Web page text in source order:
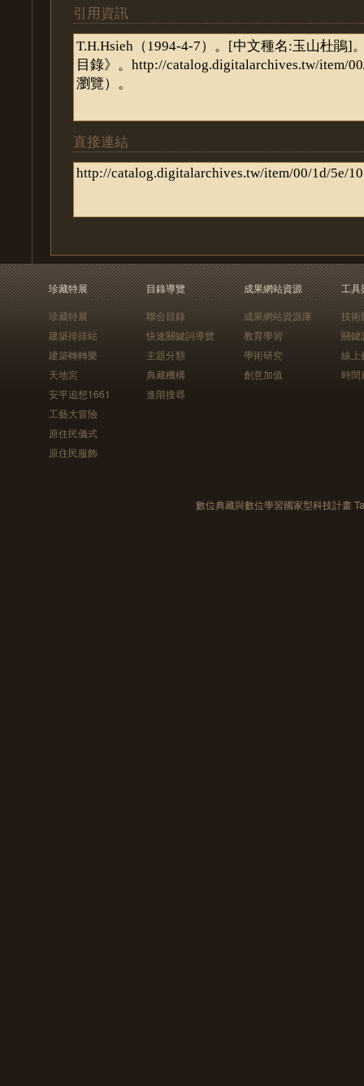
引用資訊
直接連結
珍藏特展
珍藏特展
建築排排站
建築轉轉樂
天地宮
安平追想1661
工藝大冒險
原住民儀式
原住民服飾
目錄導覽
聯合目錄
快速關鍵詞導覽
主題分類
典藏機構
進階搜尋
成果網站資源
成果網站資源庫
教育學習
學術研究
創意加值
工具
技術
關鍵
線上
時間
數位典藏與數位學習國家型科技計畫